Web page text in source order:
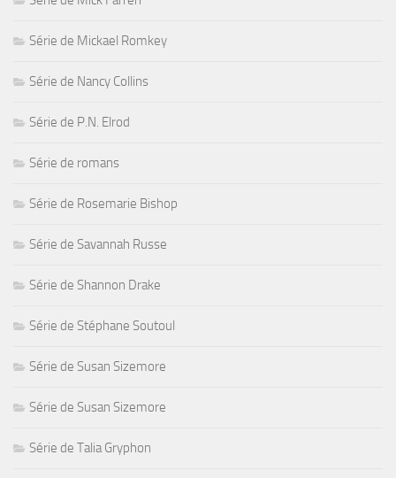
Série de Mickael Romkey
Série de Nancy Collins
Série de P.N. Elrod
Série de romans
Série de Rosemarie Bishop
Série de Savannah Russe
Série de Shannon Drake
Série de Stéphane Soutoul
Série de Susan Sizemore
Série de Susan Sizemore
Série de Talia Gryphon